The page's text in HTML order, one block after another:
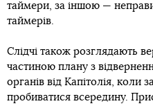
таймери, за іншою —
таймерів.
Слідчі також розглядають
частиною плану з
органів від Капітолія, коли
пробиватися всередину.